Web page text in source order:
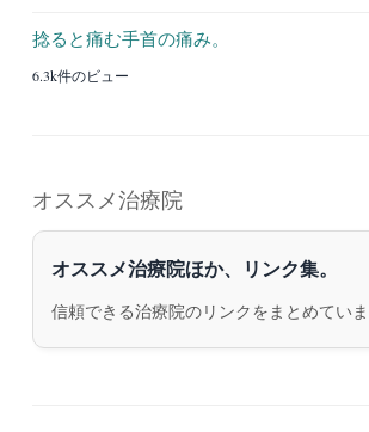
捻ると痛む手首の痛み。
6.3k件のビュー
オススメ治療院
オススメ治療院ほか、リンク集。
信頼できる治療院のリンクをまとめていま